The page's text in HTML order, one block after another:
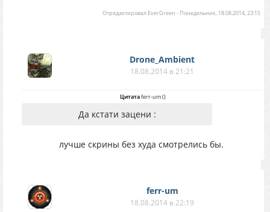
Отредактировал EverGreen - Понедельник, 18.08.2014, 23:15
Drone_Ambient
18.08.2014 в 21:21
Цитатаferr-um()
Да кстати зацени :
лучше скрины без худа смотрелись бы.
ferr-um
18.08.2014 в 22:19